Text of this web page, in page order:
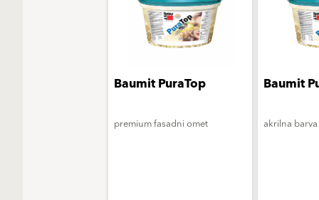
Baumit PuraTop
premium fasadni omet
Baumit
akrilna barva